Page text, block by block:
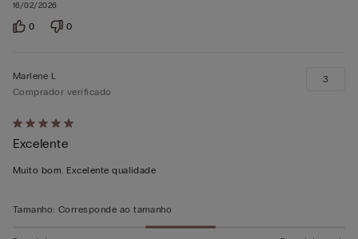
16/02/2026
0 0
Atribuiu
5
em
Marlene L
Comprador verificado
Excelente
Muito bom. Excelente qualidade
3
Tamanho: Corresponde ao tamanho